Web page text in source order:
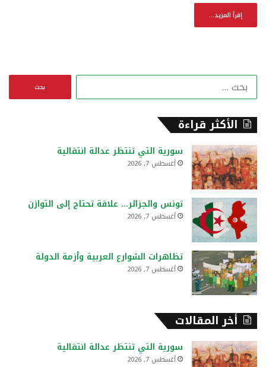
إقرأ المزيد...
ن
الأكثر قراءة
سورية التي تنتظر عدالة انتقالية
أغسطس 7, 2026
تونس والجزائر… علاقة تحتاج إلى التوازن
أغسطس 7, 2026
تظاهرات الشوارع العربية وأزمة الدولة
أغسطس 7, 2026
أخر المقالات
سورية التي تنتظر عدالة انتقالية
أغسطس 7, 2026